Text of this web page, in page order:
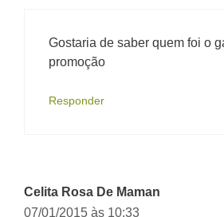
Gostaria de saber quem foi o
promoção
Responder
Celita Rosa De Maman
07/01/2015 às 10:33